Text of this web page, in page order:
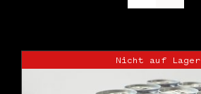
Nicht auf Lager